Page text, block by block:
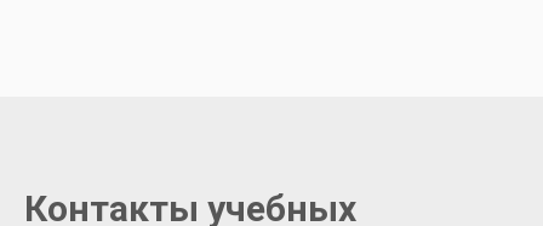
Контакты учебных